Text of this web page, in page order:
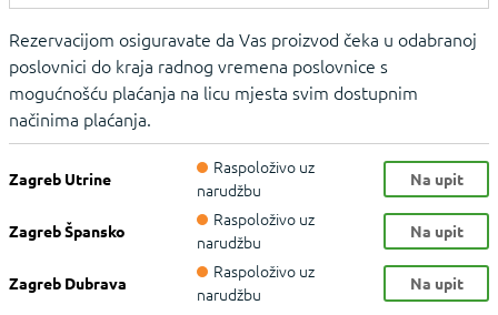
Rezervacijom osiguravate da Vas proizvod čeka u odabranoj
poslovnici do kraja radnog vremena poslovnice s
mogućnošću plaćanja na licu mjesta svim dostupnim
načinima plaćanja.
Zagreb Utrine
Raspoloživo uz
narudžbu
Na upit
Zagreb Špansko
Raspoloživo uz
narudžbu
Na upit
Zagreb Dubrava
Raspoloživo uz
narudžbu
Na upit